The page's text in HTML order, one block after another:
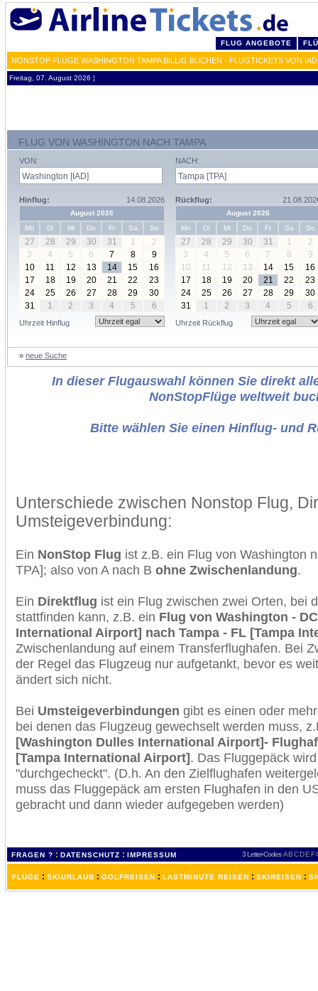
FLUG ANGEBOTE
NONSTOP FLÜGE WASHINGTON TAMPA BILLIG BUCHEN - FLUGTICKETS VON
Freitag, 07. August 2026 ¦
FLUG VON WASHINGTON NACH TAMPA
VON:
Hinflug: 14.08.2026
August 2026
Mo
Di Mi Do Fr Sa So
27 28 29 30 31 1
2
3
4 5 6 7 8
9
10
11 12 13 14 15
16
17
18 19 20 21 22
23
24
25 26 27 28 29
30
31
1 2 3 4 5 6
Uhrzeit Hinflug
NACH:
Rückflug:
August 2026
Mo
Di Mi Do Fr Sa So
27 28 29 30 31 1
2
3
4 5 6 7 8
9
10
11 12 13 14 15
16
17
18 19 20 21 22
23
24
25 26 27 28 29
30
31
1 2 3 4 5 6
Uhrzeit Rückflug
» neue Suche
In dieser Flugauswahl können Sie direkt
NonStopFlüge weltweit
Bitte wählen Sie einen Hinflug- und
Unterschiede zwischen Nonstop Flug,
Umsteigeverbindung:
Ein NonStop Flug ist z.B. ein Flug von Washington
TPA]; also von A nach B ohne Zwischenlandung.
Ein Direktflug ist ein Flug zwischen zwei Orten, bei
stattfinden kann, z.B. ein Flug von Washington -
International Airport] nach Tampa - FL [Tampa
Zwischenlandung auf einem Transferflughafen. Bei
der Regel das Flugzeug nur aufgetankt, bevor es
ändert sich nicht.
Bei Umsteigeverbindungen gibt es einen oder
bei denen das Flugzeug gewechselt werden muss,
[Washington Dulles International Airport]-
[Tampa International Airport]. Das Fluggepäck
"durchgecheckt". (D.h. An den Zielflughafen
muss das Fluggepäck am ersten Flughafen in den
gebracht und dann wieder aufgegeben werden)
FRAGEN ? : DATENSCHUTZ : IMPRESSUM 3 Letter-Codes ABCDEF
FLÜGE : SKIURLAUB : GOLFREISEN : LASTMINUTE REISEN : SKIREISEN :